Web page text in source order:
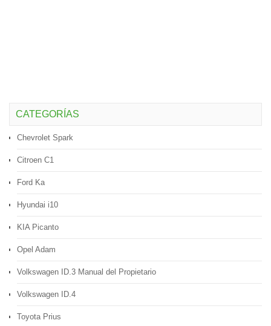
CATEGORÍAS
Chevrolet Spark
Citroen C1
Ford Ka
Hyundai i10
KIA Picanto
Opel Adam
Volkswagen ID.3 Manual del Propietario
Volkswagen ID.4
Toyota Prius